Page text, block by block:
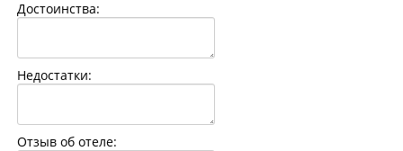
Достоинства:
Недостатки:
Отзыв об отеле: